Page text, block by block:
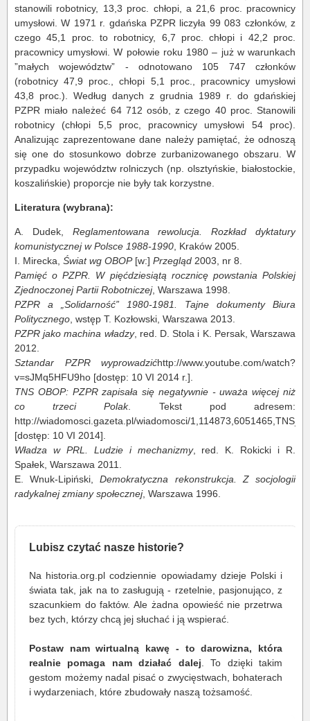
stanowili robotnicy, 13,3 proc. chłopi, a 21,6 proc. pracownicy
umysłowi. W 1971 r. gdańska PZPR liczyła 99 083 członków, z
czego 45,1 proc. to robotnicy, 6,7 proc. chłopi i 42,2 proc.
pracownicy umysłowi. W połowie roku 1980 – już w warunkach
”małych województw” - odnotowano 105 747 członków
(robotnicy 47,9 proc., chłopi 5,1 proc., pracownicy umysłowi
43,8 proc.). Według danych z grudnia 1989 r. do gdańskiej
PZPR miało należeć 64 712 osób, z czego 40 proc. Stanowili
robotnicy (chłopi 5,5 proc, pracownicy umysłowi 54 proc).
Analizując zaprezentowane dane należy pamiętać, że odnoszą
się one do stosunkowo dobrze zurbanizowanego obszaru. W
przypadku województw rolniczych (np. olsztyńskie, białostockie,
koszalińskie) proporcje nie były tak korzystne.
Literatura (wybrana):
A. Dudek, Reglamentowana rewolucja. Rozkład dyktatury
komunistycznej w Polsce 1988-1990 , Kraków 2005.
I. Mirecka, Świat wg OBOP[w:] Przegląd 2003, nr 8.
Pamięć o PZPR. W pięćdziesiątą rocznicę powstania Polskiej
Zjednoczonej Partii Robotniczej, Warszawa 1998.
PZPR a „Solidarność” 1980-1981. Tajne dokumenty Biura
Politycznego , wstęp T. Kozłowski, Warszawa 2013.
PZPR jako machina władzy, red. D. Stola i K. Persak, Warszawa
2012.
Sztandar PZPR wyprowadzićhttp://www.youtube.com/watch?
v=sJMq5HFU9ho [dostęp: 10 VI 2014 r.].
TNS OBOP: PZPR zapisała się negatywnie - uważa więcej niż
co trzeci Polak. Tekst pod adresem:
http://wiadomosci.gazeta.pl/wiadomosci/
[dostęp: 10 VI 2014].
Władza w PRL. Ludzie i mechanizmy, red. K. Rokicki i R.
Spałek, Warszawa 2011.
E. Wnuk-Lipiński,Demokratyczna rekonstrukcja. Z socjologii
radykalnej zmiany społecznej, Warszawa 1996.
Lubisz czytać nasze historie?
Na historia.org.pl codziennie opowiadamy dzieje Polski i
świata tak, jak na to zasługują - rzetelnie, pasjonująco, z
szacunkiem do faktów. Ale żadna opowieść nie przetrwa
bez tych, którzy chcą jej słuchać i ją wspierać.
Postaw nam wirtualną kawę - to darowizna, która
realnie pomaga nam działać dalej . To dzięki takim
gestom możemy nadal pisać o zwycięstwach, bohaterach
i wydarzeniach, które zbudowały naszą tożsamość.